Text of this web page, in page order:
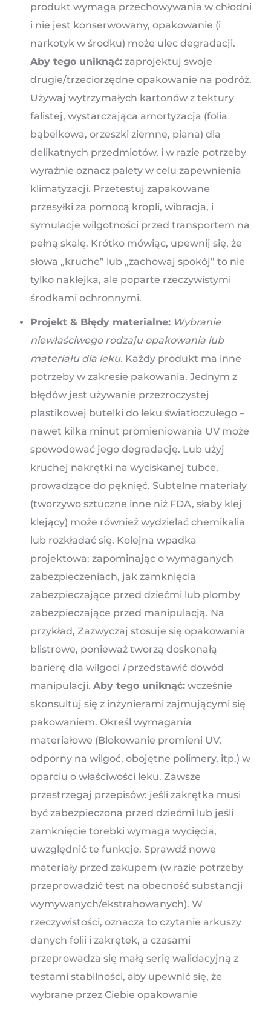
produkt wymaga przechowywania w chłodni
i nie jest konserwowany, opakowanie (i
narkotyk w środku) może ulec degradacji.
Aby tego uniknąć: zaprojektuj swoje
drugie/trzeciorzędne opakowanie na podróż.
Używaj wytrzymałych kartonów z tektury
falistej, wystarczająca amortyzacja (folia
bąbelkowa, orzeszki ziemne, piana) dla
delikatnych przedmiotów, i w razie potrzeby
wyraźnie oznacz palety w celu zapewnienia
klimatyzacji. Przetestuj zapakowane
przesyłki za pomocą kropli, wibracja, i
symulacje wilgotności przed transportem na
pełną skalę. Krótko mówiąc, upewnij się, że
słowa „kruche” lub „zachowaj spokój” to nie
tylko naklejka, ale poparte rzeczywistymi
środkami ochronnymi.
Projekt & Błędy materialne: Wybranie
niewłaściwego rodzaju opakowania lub
materiału dla leku. Każdy produkt ma inne
potrzeby w zakresie pakowania. Jednym z
błędów jest używanie przezroczystej
plastikowej butelki do leku światłoczułego –
nawet kilka minut promieniowania UV może
spowodować jego degradację. Lub użyj
kruchej nakrętki na wyciskanej tubce,
prowadzące do pęknięć. Subtelne materiały
(tworzywo sztuczne inne niż FDA, słaby klej
klejący) może również wydzielać chemikalia
lub rozkładać się. Kolejna wpadka
projektowa: zapominając o wymaganych
zabezpieczeniach, jak zamknięcia
zabezpieczające przed dziećmi lub plomby
zabezpieczające przed manipulacją. Na
przykład, Zazwyczaj stosuje się opakowania
blistrowe, ponieważ tworzą doskonałą
barierę dla wilgoci Iprzedstawić dowód
manipulacji. Aby tego uniknąć: wcześnie
skonsultuj się z inżynierami zajmującymi się
pakowaniem. Określ wymagania
materiałowe (Blokowanie promieni UV,
odporny na wilgoć, obojętne polimery, itp.) w
oparciu o właściwości leku. Zawsze
przestrzegaj przepisów: jeśli zakrętka musi
być zabezpieczona przed dziećmi lub jeśli
zamknięcie torebki wymaga wycięcia,
uwzględnić te funkcje. Sprawdź nowe
materiały przed zakupem (w razie potrzeby
przeprowadzić test na obecność substancji
wymywanych/ekstrahowanych). W
rzeczywistości, oznacza to czytanie arkuszy
danych folii i zakrętek, a czasami
przeprowadza się małą serię walidacyjną z
testami stabilności, aby upewnić się, że
wybrane przez Ciebie opakowanie